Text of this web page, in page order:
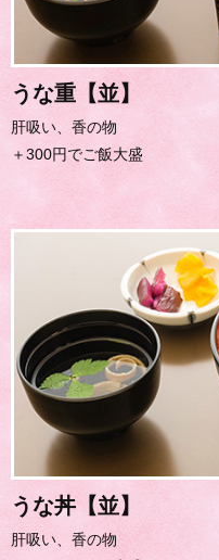
うな重【並】
肝吸い、香の物
＋300円でご飯大盛
うな丼【並】
肝吸い、香の物